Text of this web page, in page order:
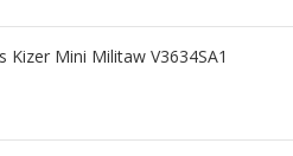
Kizer Mini Militaw V3634SA1